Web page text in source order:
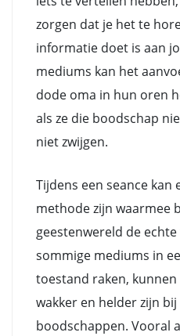
zorgen dat je het te
informatie doet is aan
mediums kan het
dode oma in hun oren
als ze die boodschap
niet zwijgen.
Tijdens een seance kan
methode zijn waarmee
geestenwereld de
sommige mediums in
toestand raken,
wakker en helder zijn
boodschappen. Vooral